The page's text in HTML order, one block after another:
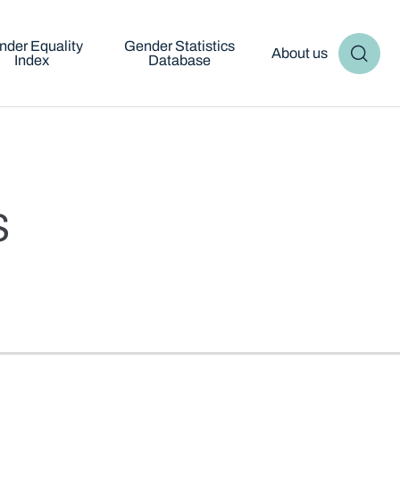
Equality
Index
Gender Statistics
Database
About us